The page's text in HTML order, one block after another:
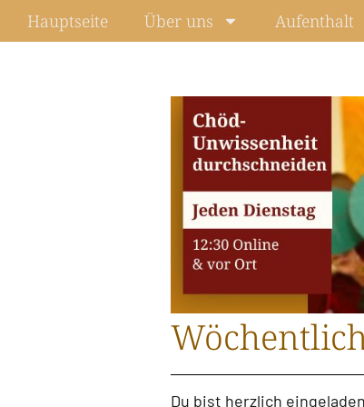
ZumHauptseite Über uns Aufenthalt
Du bist herzlich